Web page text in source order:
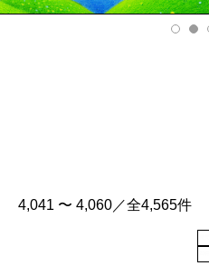
v
4,041 〜 4,060／全4,565件